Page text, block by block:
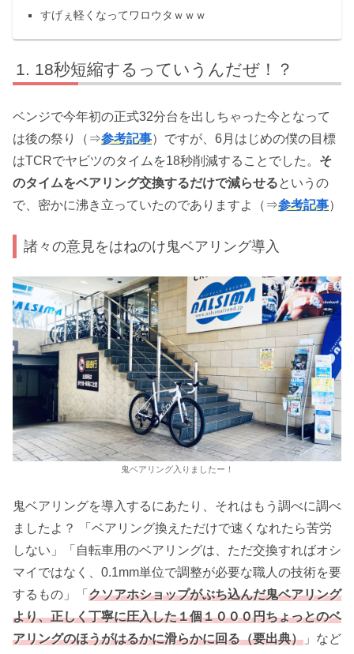
すげぇ軽くなってワロウタｗｗｗ
18秒短縮するっていうんだぜ！？
ベンジで今年初の正式32分台を出しちゃった今となって
は後の祭り（⇒参考記事）ですが、6月はじめの僕の目標
はTCRでヤビツのタイムを18秒削減することでした。 そ
のタイムをベアリング交換するだけで減らせるというの
で、密かに沸き立っていたのでありますよ（⇒参考記事）
諸々の意見をはねのけ鬼ベアリング導入
鬼ベアリング入りましたー！
鬼ベアリングを導入するにあたり、それはもう調べに調べ
ましたよ？ 「ベアリング換えただけで速くなれたら苦労
しない」「自転車用のベアリングは、ただ交換すればオシ
マイではなく、0.1mm単位で調整が必要な職人の技術を要
するもの」「 クソアホショップがぶち込んだ鬼ベアリング
より、正しく丁寧に圧入した１個１０００円ちょっとのベ
アリングのほうがはるかに滑らかに回る（要出典） 」など